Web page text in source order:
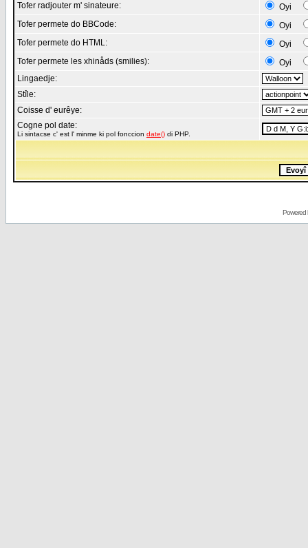
Tofer radjouter m' sinateure:
Oyi
Tofer permete do BBCode:
Oyi
Tofer permete do HTML:
Oyi
Tofer permete les xhinåds (smilies):
Oyi
Lingaedje:
Stîle:
Coisse d' eurêye:
Cogne pol date:
Li sintacse c' est l' minme ki pol fonccion date() di PHP.
Powered